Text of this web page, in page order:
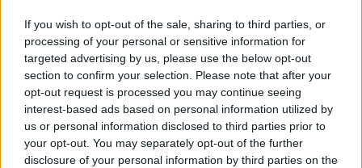
If you wish to opt-out of the sale, sharing to third parties, or
processing of your personal or sensitive information for
targeted advertising by us, please use the below opt-out
section to confirm your selection. Please note that after your
opt-out request is processed you may continue seeing
interest-based ads based on personal information utilized by
us or personal information disclosed to third parties prior to
your opt-out. You may separately opt-out of the further
disclosure of your personal information by third parties on the
įprotį: tą daro daugiau nei pusė pradinukų
Žinios Lietuvos diena
Visi įrašai